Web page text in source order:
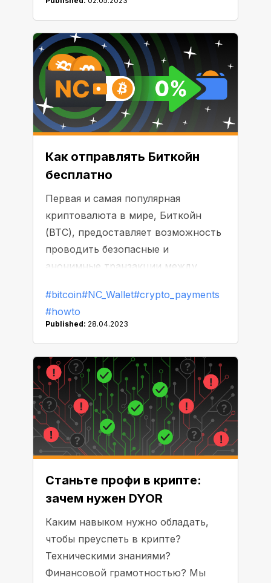
сбережения хранятся в
действительно безопасном месте?
Какие методы используют
различные криптокошельки для
того, чтобы обеспечить
сохранность средств? Давайте
Как отправлять Биткойн
бесплатно
Первая и самая популярная
криптовалюта в мире, Биткойн
(BTC), предоставляет возможность
проводить безопасные и
анонимные транзакции между
посредников. Но знакомы ли вы с
тем фактом, что пользование
существует способ отказаться от
дополнительных расходов?
Давайте выясним, как вы можете
получить выгоду от
функциональности Биткоина, и в то
же самое время оставить
прошлом.
#bitcoin#NC_Wallet#crypto_payments
#howto
Published: 28.04.2023
Станьте профи в крипте:
зачем нужен DYOR
Каким навыком нужно обладать,
чтобы преуспеть в крипте?
Техническими знаниями?
Финансовой грамотностью? Мы